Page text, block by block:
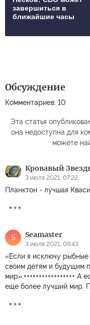
завершиться в
ближайшие часы
Обсуждение
Комментариев: 10
Эта статья
она недоступна для
можете
Кровавый
3 июля 2021, 07:22
Планктон - лучшая
S Seamaster
3 июля 2021, 09:43
«Если я исключу
своим детям и будущим
еще более лучший мир.